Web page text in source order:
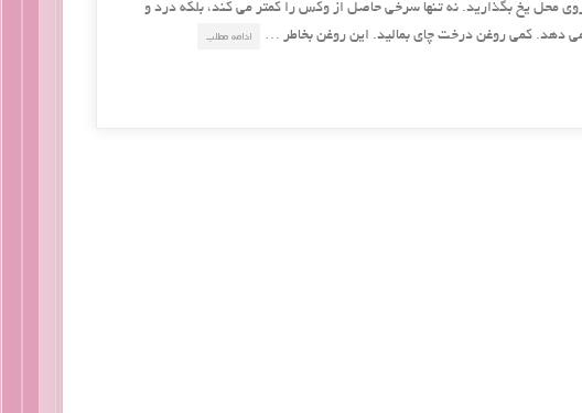
محل یخ بگذارید. نه تنها سرخی حاصل از وکس را کمتر می کند، بلکه درد و
دهد. کمی روغن درخت چای بمالید. این روغن بخاطر …
ادامه مطلب